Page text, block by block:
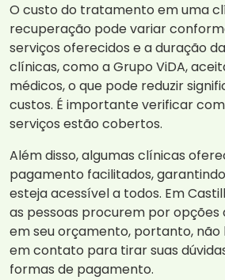
O custo do tratamento em uma
recuperação pode variar
serviços oferecidos e a duração
clínicas, como a Grupo ViDA,
médicos, o que pode reduzir
custos. É importante verificar
serviços estão cobertos.
Além disso, algumas clínicas
pagamento facilitados,
esteja acessível a todos. Em
as pessoas procurem por opções
em seu orçamento, portanto,
em contato para tirar suas
formas de pagamento.